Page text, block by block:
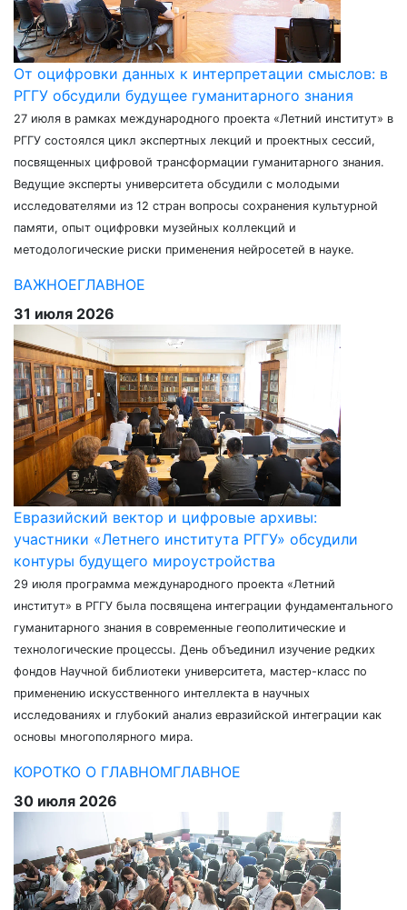
От оцифровки данных к интерпретации смыслов: в
РГГУ обсудили будущее гуманитарного знания
27 июля в рамках международного проекта «Летний институт» в
РГГУ состоялся цикл экспертных лекций и проектных сессий,
посвященных цифровой трансформации гуманитарного знания.
Ведущие эксперты университета обсудили с молодыми
исследователями из 12 стран вопросы сохранения культурной
памяти, опыт оцифровки музейных коллекций и
методологические риски применения нейросетей в науке.
ВАЖНОЕГЛАВНОЕ
31 июля 2026
Евразийский вектор и цифровые архивы:
участники «Летнего института РГГУ» обсудили
контуры будущего мироустройства
29 июля программа международного проекта «Летний
институт» в РГГУ была посвящена интеграции фундаментального
гуманитарного знания в современные геополитические и
технологические процессы. День объединил изучение редких
фондов Научной библиотеки университета, мастер-класс по
применению искусственного интеллекта в научных
исследованиях и глубокий анализ евразийской интеграции как
основы многополярного мира.
КОРОТКО О ГЛАВНОМГЛАВНОЕ
30 июля 2026